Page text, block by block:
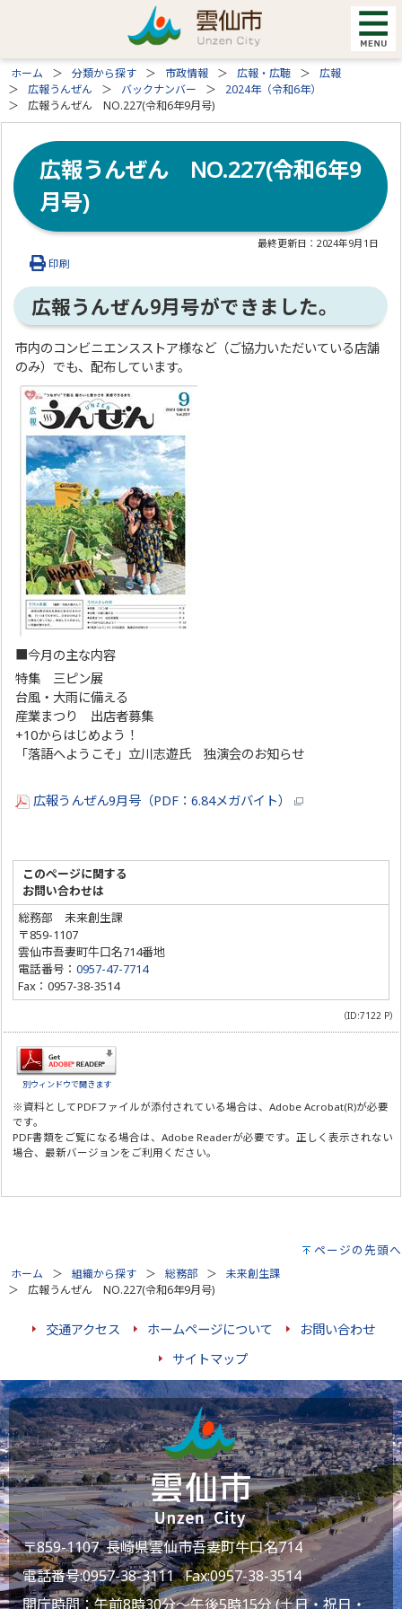
ホーム 分類から探す 市政情報 広報・広聴
広報
広報うんぜん
バックナンバー
2024年（令和6年）
広報うんぜん NO.227(令和6年9月号)
広報うんぜん NO.227(令和6年9
月号)
最終更新日：2024年9月1日
印刷
広報うんぜん9月号ができました。
市内のコンビニエンスストア様など（ご協力いただいている店舗
のみ）でも、配布しています。
■今月の主な内容
特集 三ピン展
台風・大雨に備える
産業まつり 出店者募集
+10からはじめよう！
「落語へようこそ」立川志遊氏 独演会のお知らせ
広報うんぜん9月号（PDF：6.84メガバイト）
このページに関する
お問い合わせは
総務部 未来創生課
〒859-1107
雲仙市吾妻町牛口名714番地
電話番号：0957-47-7714
Fax：0957-38-3514
（ID:7122 P）
別ウィンドウで開きます
※資料としてPDFファイルが添付されている場合は、Adobe Acrobat(R)が必要
です。
PDF書類をご覧になる場合は、Adobe Readerが必要です。正しく表示されない
場合、最新バージョンをご利用ください。
ページの先頭へ
ホーム 組織から探す 総務部
未来創生課
広報うんぜん NO.227(令和6年9月号)
交通アクセス ホームページについて
お問い合わせ
サイトマップ
〒859-1107 長崎県雲仙市吾妻町牛口名714
電話番号:0957-38-3111Fax:0957-38-3514
開庁時間：午前8時30分～午後5時15分 (土日・祝日・